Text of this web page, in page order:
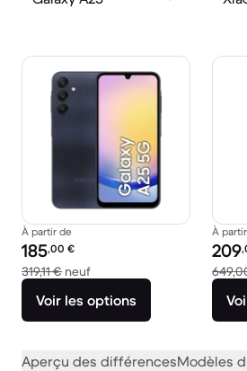
À partir de
Prix reconditionné :
185,00 €
319,11 € neufcontre 319,11 € neuf
Voir les options
À
Prix
209
Aperçu des différencesModèles